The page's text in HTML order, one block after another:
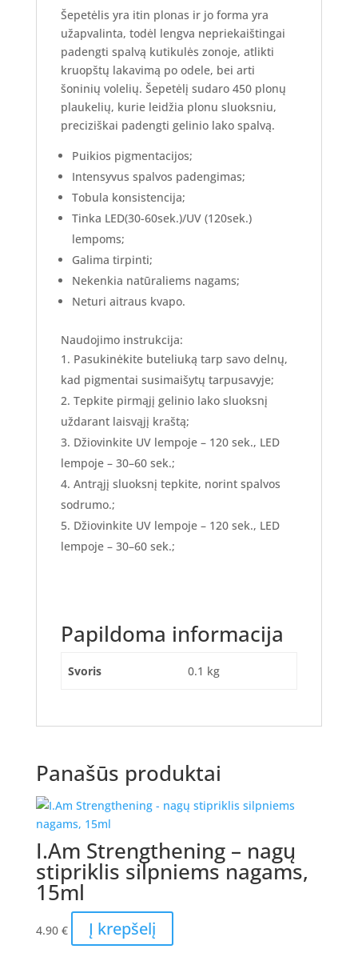
Šepetėlis yra itin plonas ir jo forma yra
užapvalinta, todėl lengva nepriekaištingai
padengti spalvą kutikulės zonoje, atlikti
kruopštų lakavimą po odele, bei arti
šoninių volelių. Šepetėlį sudaro 450 plonų
plaukelių, kurie leidžia plonu sluoksniu,
preciziškai padengti gelinio lako spalvą.
Puikios pigmentacijos;
Intensyvus spalvos padengimas;
Tobula konsistencija;
Tinka LED(30-60sek.)/UV (120sek.)
lempoms;
Galima tirpinti;
Nekenkia natūraliems nagams;
Neturi aitraus kvapo.
Naudojimo instrukcija:
Pasukinėkite buteliuką tarp savo delnų,
kad pigmentai susimaišytų tarpusavyje;
Tepkite pirmąjį gelinio lako sluoksnį
uždarant laisvąjį kraštą;
Džiovinkite UV lempoje – 120 sek., LED
lempoje – 30–60 sek.;
Antrąjį sluoksnį tepkite, norint spalvos
sodrumo.;
Džiovinkite UV lempoje – 120 sek., LED
lempoje – 30–60 sek.;
Papildoma informacija
Svoris 0.1 kg
Panašūs produktai
I.Am Strengthening – nagų
stipriklis silpniems nagams,
15ml
4.90 € Į krepšelį